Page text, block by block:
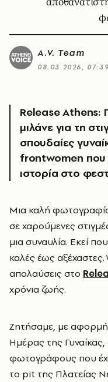
A.V. Team
08.03.2026, 07:39
Release Athens:
μιλάνε για τη
σπουδαίες
frontwomen που
ιστορία στο
Μια καλή φωτογραφία βοηθά τη μνήμη να επιστρέφει
σε χαρούμενες
μια συναυλία. Εκεί
καλές έως
απολαύσεις στο
χρόνια ζωής.
Ζητήσαμε, με αφορμή
Ημέρας της Γυναίκας,
φωτογράφους που
το pit της Πλατείας